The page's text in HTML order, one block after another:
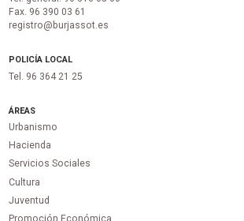
Fax. 96 390 03 61
registro@burjassot.es
POLICÍA LOCAL
Tel. 96 364 21 25
ÁREAS
Urbanismo
Hacienda
Servicios Sociales
Cultura
Juventud
Promoción Económica